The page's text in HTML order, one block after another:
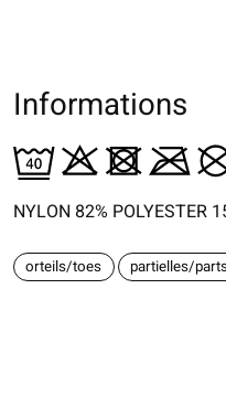
Informations
NYLON 82% POLYESTER
orteils/toes partielles/